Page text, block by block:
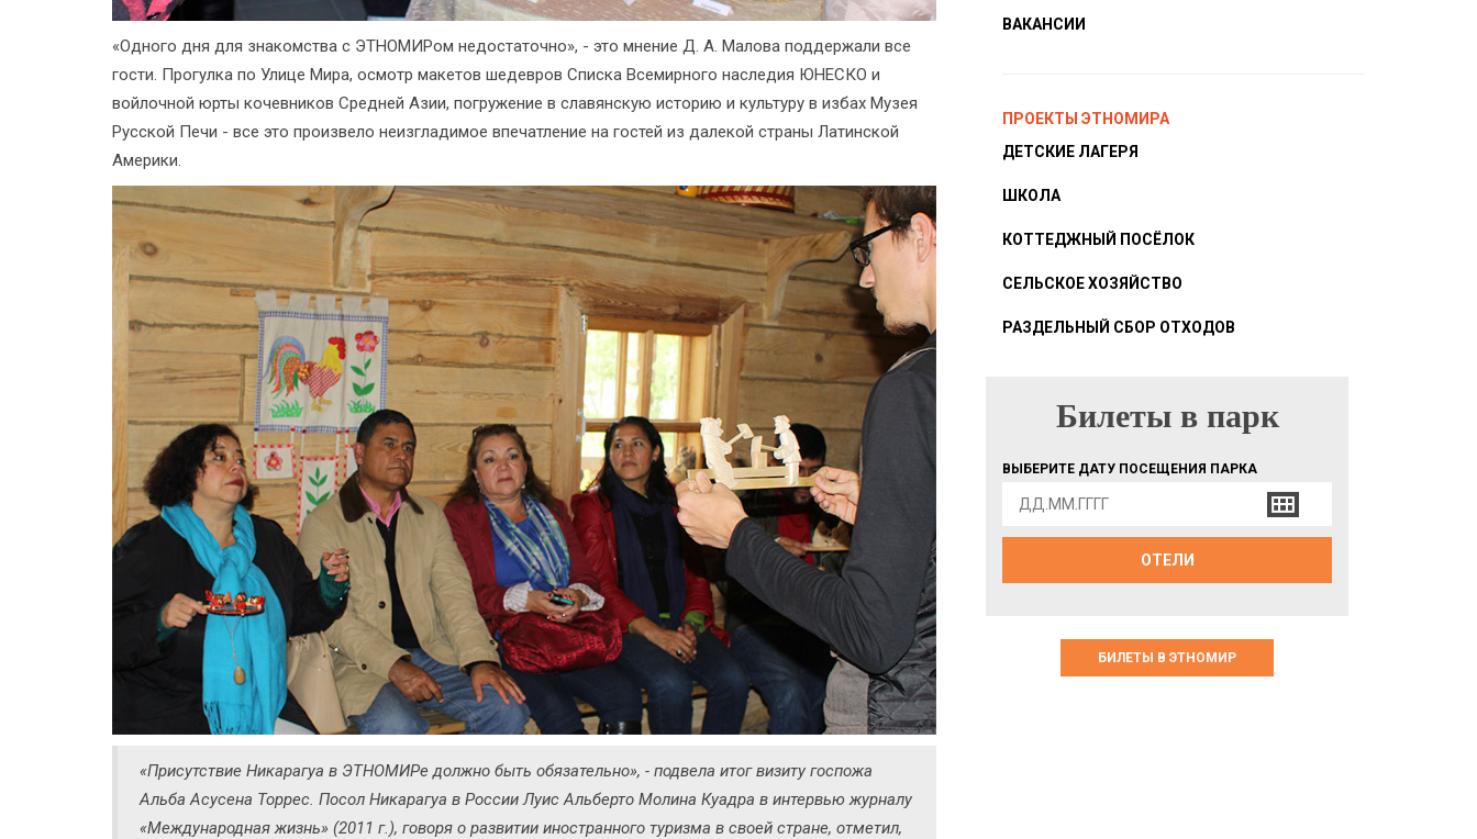
«Одного дня для знакомства с ЭТНОМИРом недостаточно», - это мнение Д. А. Малова поддержали все
гости. Прогулка по Улице Мира, осмотр макетов шедевров Списка Всемирного наследия ЮНЕСКО и
войлочной юрты кочевников Средней Азии, погружение в славянскую историю и культуру в избах Музея
Русской Печи - все это произвело неизгладимое впечатление на гостей из далекой страны Латинской
Америки.
«Присутствие Никарагуа в ЭТНОМИРе должно быть обязательно», - подвела итог визиту госпожа
Альба Асусена Торрес. Посол Никарагуа в России Луис Альберто Молина Куадра в интервью журналу
«Международная жизнь» (2011 г.), говоря о развитии иностранного туризма в своей стране, отметил,
ВАКАНСИИ
ПРОЕКТЫ ЭТНОМИРА
ДЕТСКИЕ ЛАГЕРЯ
ШКОЛА
КОТТЕДЖНЫЙ ПОСЁЛОК
СЕЛЬСКОЕ ХОЗЯЙСТВО
РАЗДЕЛЬНЫЙ СБОР ОТХОДОВ
БИЛЕТЫ В ПАРК
Билеты в парк
ВЫБЕРИТЕ ДАТУ ПОСЕЩЕНИЯ ПАРКА
ОТЕЛИ
БИЛЕТЫ В ЭТНОМИР